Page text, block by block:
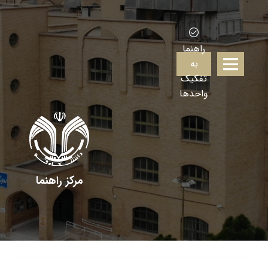
راهنما
به
تفکیک
واحدها
مرکز راهنما